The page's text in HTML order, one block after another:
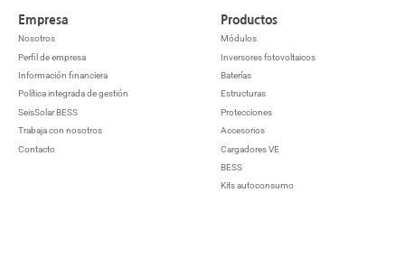
Empresa
Nosotros
Perfil de empresa
Información financiera
Política integrada de gestión
SeisSolar BESS
Trabaja con nosotros
Contacto
Productos
Módulos
Inversores fotovoltaicos
Baterías
Estructuras
Protecciones
Accesorios
Cargadores VE
BESS
Kits autoconsumo